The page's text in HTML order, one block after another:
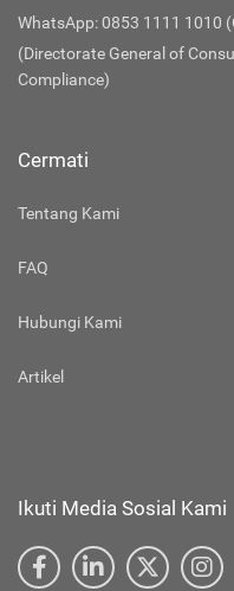
WhatsApp: 0853 1111 1010
(Directorate General of
Compliance)
Cermati
Tentang Kami
FAQ
Hubungi Kami
Artikel
Ikuti Media Sosial Kami